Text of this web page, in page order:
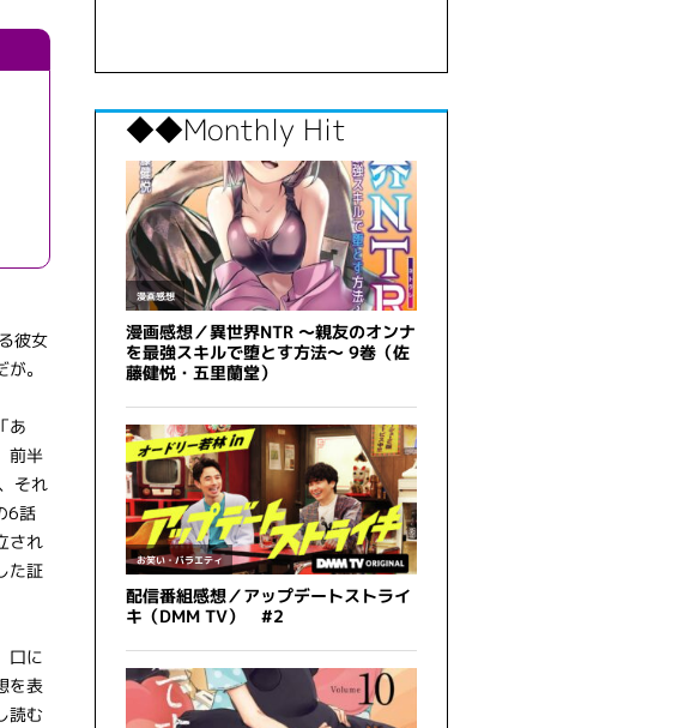
彼女
。
あ
前半
それ
6話
され
た証
口に
を表
読む
◆◆Monthly Hit